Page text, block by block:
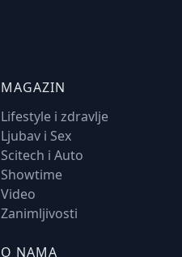
MAGAZIN
Lifestyle i zdravlje
Ljubav i Sex
Scitech i Auto
Showtime
Video
Zanimljivosti
O NAMA